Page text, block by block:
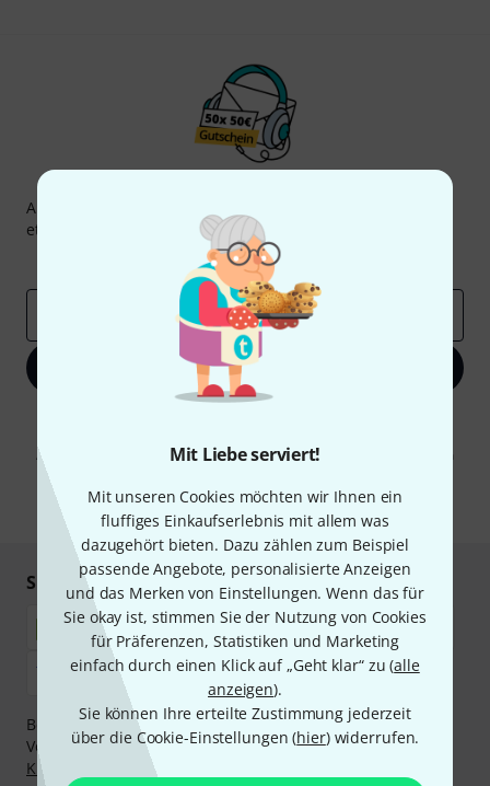
Mit Liebe serviert!
Mit unseren Cookies möchten wir Ihnen ein
fluffiges Einkaufserlebnis mit allem was
dazugehört bieten. Dazu zählen zum Beispiel
passende Angebote, personalisierte Anzeigen
und das Merken von Einstellungen. Wenn das für
Sie okay ist, stimmen Sie der Nutzung von Cookies
für Präferenzen, Statistiken und Marketing
einfach durch einen Klick auf „Geht klar“ zu (alle
anzeigen).
Sie können Ihre erteilte Zustimmung jederzeit
über die Cookie-Einstellungen (hier) widerrufen.
Abonniere den Thomann Newsletter und gewinne mit
etwas Glück einen von
50 Gutscheinen
Inspirierende Beiträge
Deals
Jetzt anmelden
Abmeldung ist jederzeit möglich. Weitere Informationen finden Sie in
* Pflichtfeld
Sicher einkaufen & bezahlen
Bezahlen Sie vertraulich und sicher per Nachnahme,
Vorkasse, PayPal, Amazon Pay,Klarna Sofort bezahlen
Klarna Ratenzahlung